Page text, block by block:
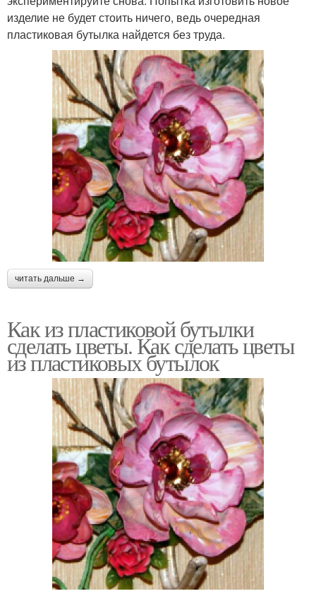
изделие не будет стоить ничего, ведь очередная
пластиковая бутылка найдется без труда.
читать дальше →
Как из пластиковой бутылки
сделать цветы. Как сделать цветы
из пластиковых бутылок